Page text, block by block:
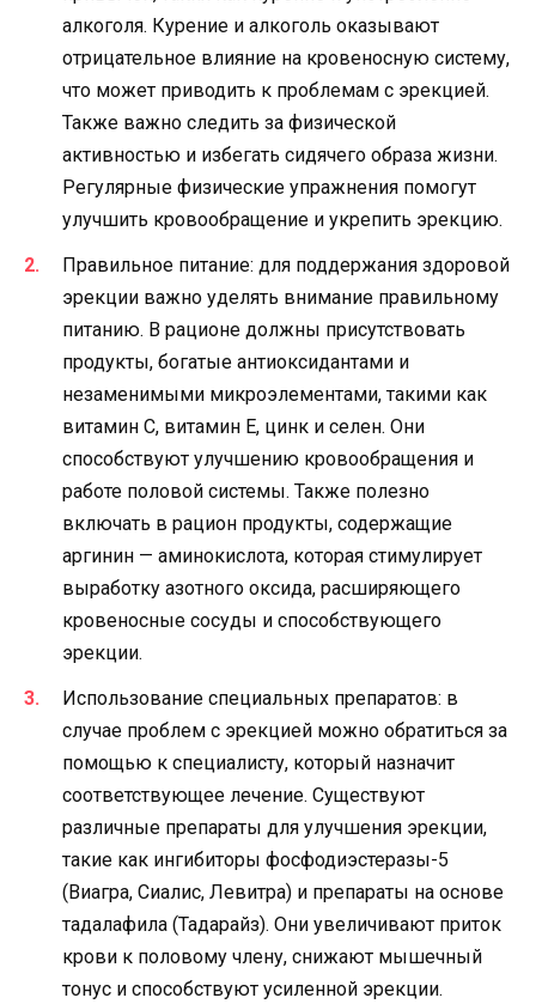
алкоголя. Курение и алкоголь оказывают
отрицательное влияние на кровеносную систему,
что может приводить к проблемам с эрекцией.
Также важно следить за физической
активностью и избегать сидячего образа жизни.
Регулярные физические упражнения помогут
улучшить кровообращение и укрепить эрекцию.
Правильное питание: для поддержания здоровой
эрекции важно уделять внимание правильному
питанию. В рационе должны присутствовать
продукты, богатые антиоксидантами и
незаменимыми микроэлементами, такими как
витамин С, витамин E, цинк и селен. Они
способствуют улучшению кровообращения и
работе половой системы. Также полезно
включать в рацион продукты, содержащие
аргинин — аминокислота, которая стимулирует
выработку азотного оксида, расширяющего
кровеносные сосуды и способствующего
эрекции.
Использование специальных препаратов: в
случае проблем с эрекцией можно обратиться за
помощью к специалисту, который назначит
соответствующее лечение. Существуют
различные препараты для улучшения эрекции,
такие как ингибиторы фосфодиэстеразы-5
(Виагра, Сиалис, Левитра) и препараты на основе
тадалафила (Тадарайз). Они увеличивают приток
крови к половому члену, снижают мышечный
тонус и способствуют усиленной эрекции.